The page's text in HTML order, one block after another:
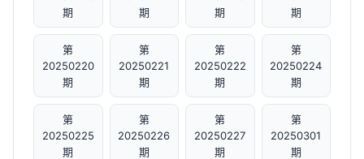
期
期
期
期
第
20250220
期
第
20250221
期
第
20250222
期
第
20250224
期
第
20250225
期
第
20250226
期
第
20250227
期
第
20250301
期